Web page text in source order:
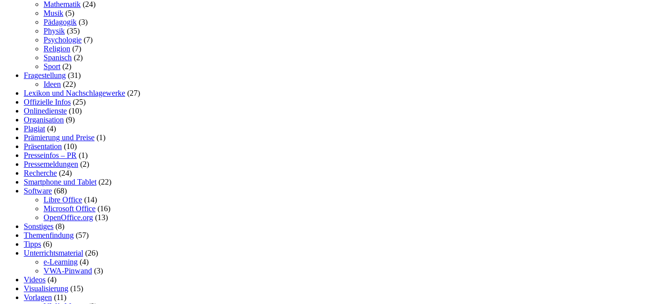
Mathematik (24)
Musik (5)
Pädagogik (3)
Physik (35)
Psychologie (7)
Religion (7)
Spanisch (2)
Sport (2)
Fragestellung (31)
Ideen (22)
Lexikon und Nachschlagewerke (27)
Offizielle Infos (25)
Onlinedienste (10)
Organisation (9)
Plagiat (4)
Prämierung und Preise (1)
Präsentation (10)
Presseinfos – PR (1)
Pressemeldungen (2)
Recherche (24)
Smartphone und Tablet (22)
Software (68)
Libre Office (14)
Microsoft Office (16)
OpenOffice.org (13)
Sonstiges (8)
Themenfindung (57)
Tipps (6)
Unterrichtsmaterial (26)
e-Learning (4)
VWA-Pinwand (3)
Videos (4)
Visualisierung (15)
Vorlagen (11)